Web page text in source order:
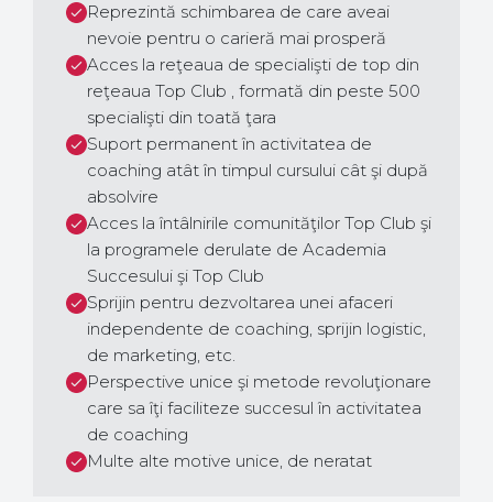
Reprezintă schimbarea de care aveai
nevoie pentru o carieră mai prosperă
Acces la reţeaua de specialişti de top din
reţeaua Top Club , formată din peste 500
specialişti din toată ţara
Suport permanent în activitatea de
coaching atât în timpul cursului cât şi după
absolvire
Acces la întâlnirile comunităţilor Top Club şi
la programele derulate de Academia
Succesului şi Top Club
Sprijin pentru dezvoltarea unei afaceri
independente de coaching, sprijin logistic,
de marketing, etc.
Perspective unice şi metode revoluţionare
care sa îţi faciliteze succesul în activitatea
de coaching
Multe alte motive unice, de neratat